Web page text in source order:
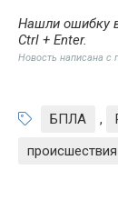
Нашли ошибку
Ctrl + Enter.
Новость написана
БПЛА ,
происшествия